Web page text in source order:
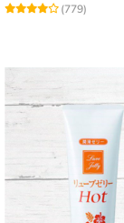
(779)